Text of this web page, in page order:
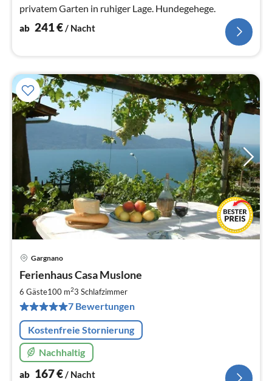
privatem Garten in ruhiger Lage. Hundegehege.
ab 241€/ Nacht
Gargnano
Ferienhaus Casa Muslone
6 Gäste100 m23 Schlafzimmer
7 Bewertungen
Kostenfreie Stornierung
Nachhaltig
ab 167€/ Nacht